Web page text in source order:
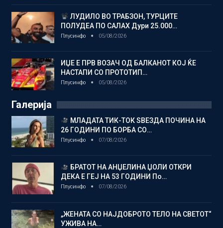
ЛУДИЛО ВО ТРАБЗОН, ТУРЦИТЕ
ПОЛУДЕА ПО САЛАХ Дури 25.000…
Плусинфо 05/08/2026
ИЏЕ Е ПРВ ВОЗАЧ ОД БАЛКАНОТ КОЈ ЌЕ
НАСТАПИ СО ПРОТОТИП…
Плусинфо 05/08/2026
Галерија
МЛАДАТА ТИК-ТОК ЅВЕЗДА ПОЧИНА НА
26 ГОДИНИ ПО БОРБА СО…
Плусинфо 07/08/2026
БРАТОТ НА АНЏЕЛИНА ЏОЛИ ОТКРИ
ДЕКА Е ГЕЈ НА 53 ГОДИНИ По…
Плусинфо 07/08/2026
„ЖЕНАТА СО НАЈДОБРОТО ТЕЛО НА СВЕТОТ“
УЖИВА НА…